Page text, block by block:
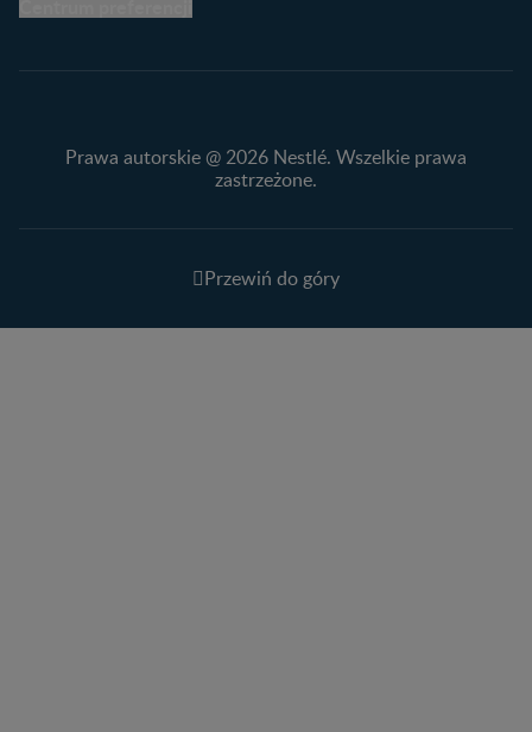
Prawa autorskie @ 2026 Nestlé. Wszelkie prawa
zastrzeżone.
Przewiń do góry